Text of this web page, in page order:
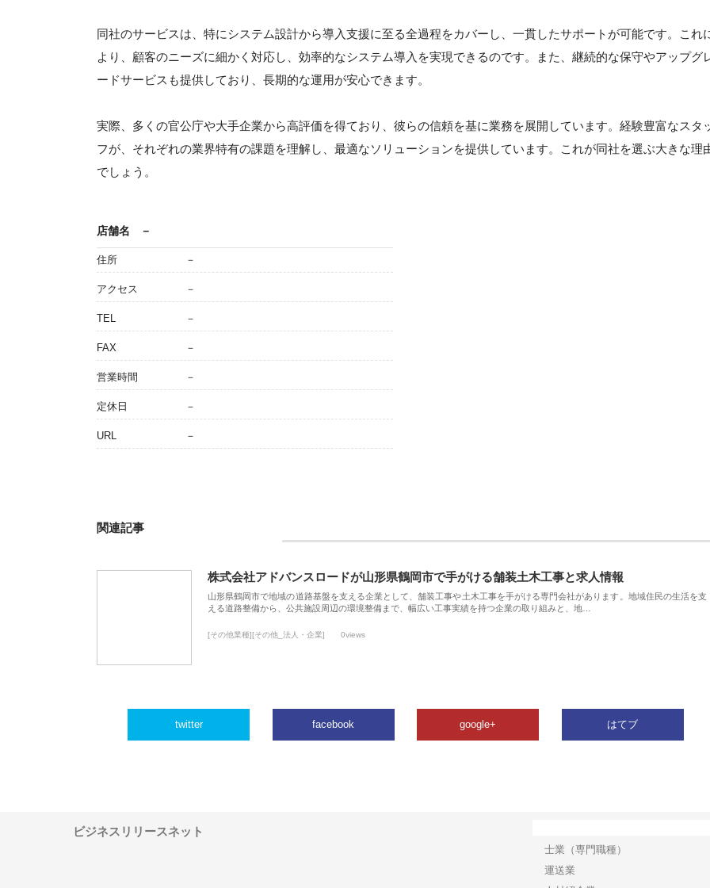
同社のサービスは、特にシステム設計から導入支援に至る全過程をカバーし、一貫したサポートが可能です。これ
より、顧客のニーズに細かく対応し、効率的なシステム導入を実現できるのです。また、継続的な保守やアップグ
ードサービスも提供しており、長期的な運用が安心できます。
実際、多くの官公庁や大手企業から高評価を得ており、彼らの信頼を基に業務を展開しています。経験豊富なスタ
フが、それぞれの業界特有の課題を理解し、最適なソリューションを提供しています。これが同社を選ぶ大きな理
でしょう。
店舗名 －
住所 －
アクセス －
TEL －
FAX －
営業時間 －
定休日 －
URL －
関連記事
株式会社アドバンスロードが山形県鶴岡市で手がける舗装土木工事と求人情報
山形県鶴岡市で地域の道路基盤を支える企業として、舗装工事や土木工事を手がける専門会社があります。地域住民の生活を支
える道路整備から、公共施設周辺の環境整備まで、幅広い工事実績を持つ企業の取り組みと、地…
[その他業種][その他_法人・企業] 0views
twitter facebook google+ はてブ
ビジネスリリースネット
士業（専門職種）
運送業